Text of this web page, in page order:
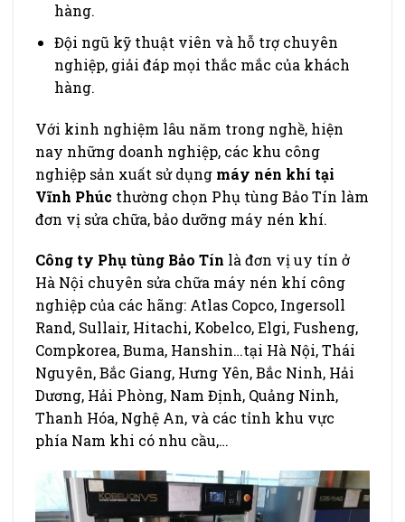
hàng.
Đội ngũ kỹ thuật viên và hỗ trợ chuyên
nghiệp, giải đáp mọi thắc mắc của khách
hàng.
Với kinh nghiệm lâu năm trong nghề, hiện
nay những doanh nghiệp, các khu công
nghiệp sản xuất sử dụng máy nén khí tại
Vĩnh Phúc thường chọn Phụ tùng Bảo Tín làm
đơn vị sửa chữa, bảo dưỡng máy nén khí.
Công ty Phụ tùng Bảo Tín là đơn vị uy tín ở
Hà Nội chuyên sửa chữa máy nén khí công
nghiệp của các hãng: Atlas Copco, Ingersoll
Rand, Sullair, Hitachi, Kobelco, Elgi, Fusheng,
Compkorea, Buma, Hanshin…tại Hà Nội, Thái
Nguyên, Bắc Giang, Hưng Yên, Bắc Ninh, Hải
Dương, Hải Phòng, Nam Định, Quảng Ninh,
Thanh Hóa, Nghệ An, và các tỉnh khu vực
phía Nam khi có nhu cầu,…